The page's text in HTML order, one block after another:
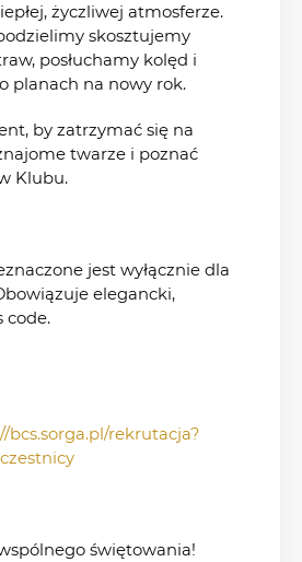
życzliwej atmosferze.
skosztujemy
posłuchamy kolęd i
planach na nowy rok.
by zatrzymać się na
twarze i poznać
Klubu.
jest wyłącznie dla
elegancki,
code.
bcs.sorga.pl/rekrutacja?
świętowania!